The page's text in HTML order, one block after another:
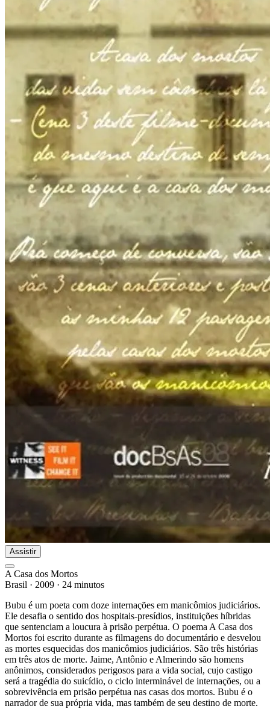
Assistir
A Casa dos Mortos
Brasil · 2009 · 24 minutos
Bubu é um poeta com doze internações em manicômios judiciários.
Ele desafia o sentido dos hospitais-presídios, instituições híbridas
que sentenciam a loucura à prisão perpétua. O poema A Casa dos
Mortos foi escrito durante as filmagens do documentário e desvelou
as mortes esquecidas dos manicômios judiciários. São três histórias
em três atos de morte. Jaime, Antônio e Almerindo são homens
anônimos, considerados perigosos para a vida social, cujo castigo
será a tragédia do suicídio, o ciclo interminável de internações, ou a
sobrevivência em prisão perpétua nas casas dos mortos. Bubu é o
narrador de sua própria vida, mas também de seu destino de morte.